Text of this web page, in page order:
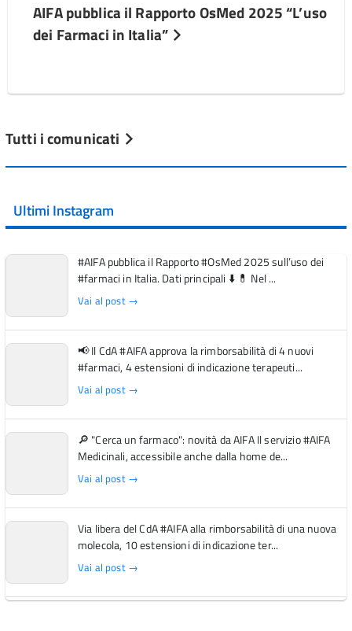
AIFA pubblica il Rapporto OsMed 2025 “L’uso
dei Farmaci in Italia”
Tutti i comunicati
Ultimi Instagram
#AIFA pubblica il Rapporto #OsMed 2025 sull’uso dei
#farmaci in Italia. Dati principali ⬇️ 💊 Nel ...
Vai al post →
📢 Il CdA #AIFA approva la rimborsabilità di 4 nuovi
#farmaci, 4 estensioni di indicazione terapeuti...
Vai al post →
🔎 "Cerca un farmaco": novità da AIFA Il servizio #AIFA
Medicinali, accessibile anche dalla home de...
Vai al post →
Via libera del CdA #AIFA alla rimborsabilità di una nuova
molecola, 10 estensioni di indicazione ter...
Vai al post →